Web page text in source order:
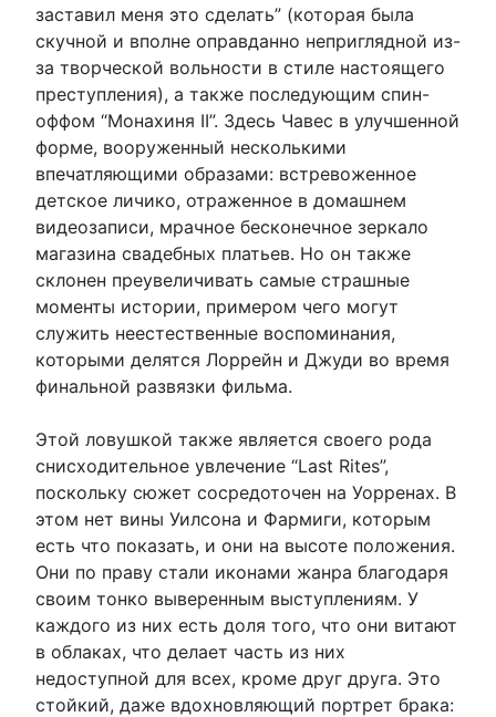
заставил меня это сделать” (которая была
скучной и вполне оправданно неприглядной из-
за творческой вольности в стиле настоящего
преступления), а также последующим спин-
оффом “Монахиня II”. Здесь Чавес в улучшенной
форме, вооруженный несколькими
впечатляющими образами: встревоженное
детское личико, отраженное в домашнем
видеозаписи, мрачное бесконечное зеркало
магазина свадебных платьев. Но он также
склонен преувеличивать самые страшные
моменты истории, примером чего могут
служить неестественные воспоминания,
которыми делятся Лоррейн и Джуди во время
финальной развязки фильма.
Этой ловушкой также является своего рода
снисходительное увлечение “Last Rites”,
поскольку сюжет сосредоточен на Уорренах. В
этом нет вины Уилсона и Фармиги, которым
есть что показать, и они на высоте положения.
Они по праву стали иконами жанра благодаря
своим тонко выверенным выступлениям. У
каждого из них есть доля того, что они витают
в облаках, что делает часть из них
недоступной для всех, кроме друг друга. Это
стойкий, даже вдохновляющий портрет брака: